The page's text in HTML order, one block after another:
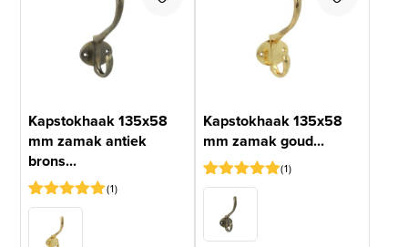
Kapstokhaak 135x58
mm zamak antiek
brons...
Gewaardeerd
op 5
gebaseerd
1
1
Kapstokhaak 135x58
mm zamak goud...
Gewaardeerd
op 5
gebaseerd
1
1